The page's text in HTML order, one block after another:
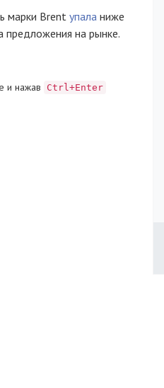
марки Brent упала ниже
предложения на рынке.
и нажав Ctrl+Enter